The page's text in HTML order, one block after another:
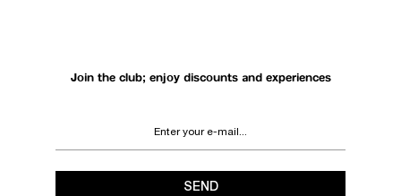
Join the club; enjoy discounts and experiences
SEND